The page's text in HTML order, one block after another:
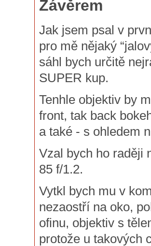
Závěrem
Jak jsem psal v
pro mě nějaký
sáhl bych určitě
SUPER kup.
Tenhle objektiv by
front, tak back
a také - s ohledem
Vzal bych ho raději
85 f/1.2.
Vytkl bych mu v
nezaostří na oko,
ofinu, objektiv s
protože u takových